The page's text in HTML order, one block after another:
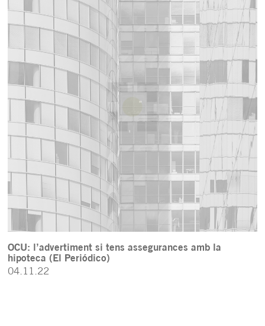
OCU: l’advertiment si tens assegurances amb la
hipoteca (El Periódico)
04.11.22